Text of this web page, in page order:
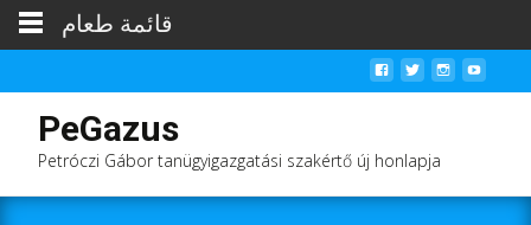
PeGazus
Petróczi Gábor tanügyigazgatási szakértő új honlapja
قائمة طعام